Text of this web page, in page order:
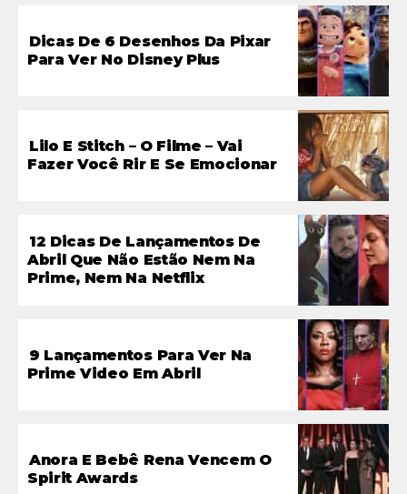
Dicas De 6 Desenhos Da Pixar
Para Ver No Disney Plus
Lilo E Stitch – O Filme – Vai
Fazer Você Rir E Se Emocionar
12 Dicas De Lançamentos De
Abril Que Não Estão Nem Na
Prime, Nem Na Netflix
9 Lançamentos Para Ver Na
Prime Video Em Abril
Anora E Bebê Rena Vencem O
Spirit Awards